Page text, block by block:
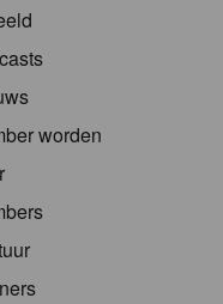
worden